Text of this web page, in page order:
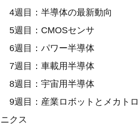
4週目：半導体の最新動向
5週目：CMOSセンサ
6週目：パワー半導体
7週目：車載用半導体
8週目：宇宙用半導体
9週目：産業ロボットとメカトロ
ニクス